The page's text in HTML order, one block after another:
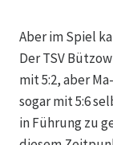
Aber im Spiel
Der TSV
mit 5:2, aber
sogar mit 5:6
in Führung zu